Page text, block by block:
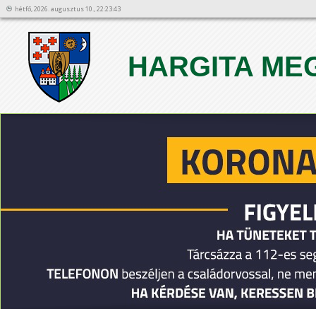
hétfő, 2026. augusztus 10., 22:23:43
HARGITA